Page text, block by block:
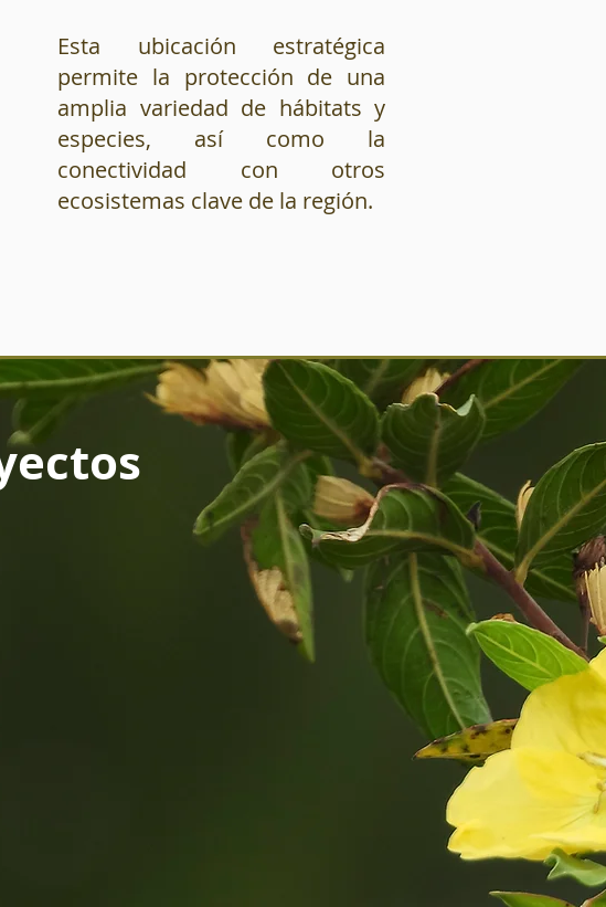
Esta ubicación estratégica
permite la protección de una
amplia variedad de hábitats y
especies, así como la
conectividad con otros
ecosistemas clave de la región.